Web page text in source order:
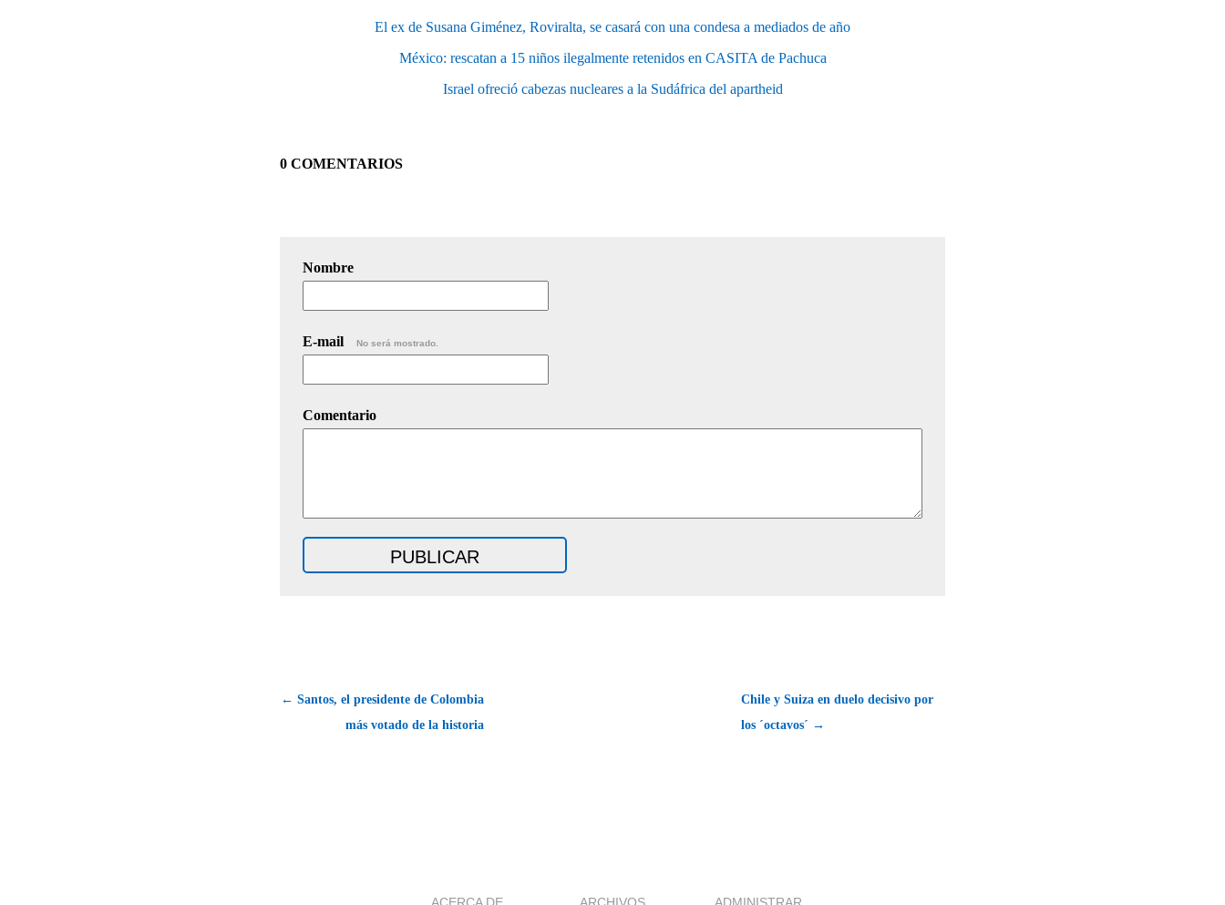
El ex de Susana Giménez, Roviralta, se casará con una condesa a mediados de año
México: rescatan a 15 niños ilegalmente retenidos en CASITA de Pachuca
Israel ofreció cabezas nucleares a la Sudáfrica del apartheid
0 COMENTARIOS
Nombre
E-mail No será mostrado.
Comentario
← Santos, el presidente de Colombia
más votado de la historia
Chile y Suiza en duelo decisivo por
los ´octavos´ →
ACERCA DE ARCHIVOS ADMINISTRAR